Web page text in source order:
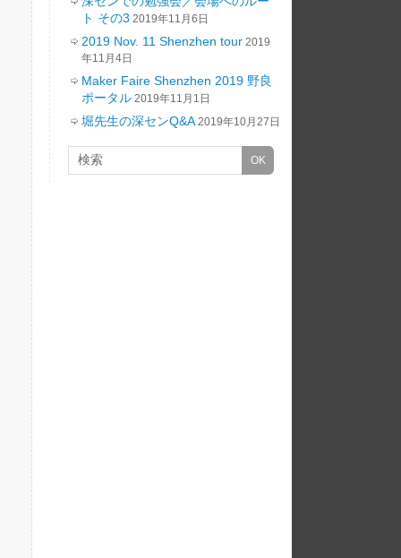
ト その3 2019年11月6日
2019 Nov. 11 Shenzhen tour 2019
年11月4日
Maker Faire Shenzhen 2019 野良
ポータル 2019年11月1日
堀先生の深センQ&A 2019年10月27日